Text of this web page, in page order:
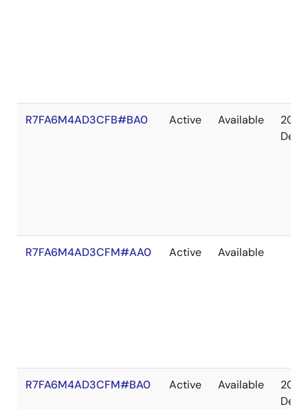
R7FA6M4AD3CFB#BA0 Active Available
2041
Dec
R7FA6M4AD3CFM#AA0 Active Available
R7FA6M4AD3CFM#BA0 Active Available
2041
Dec